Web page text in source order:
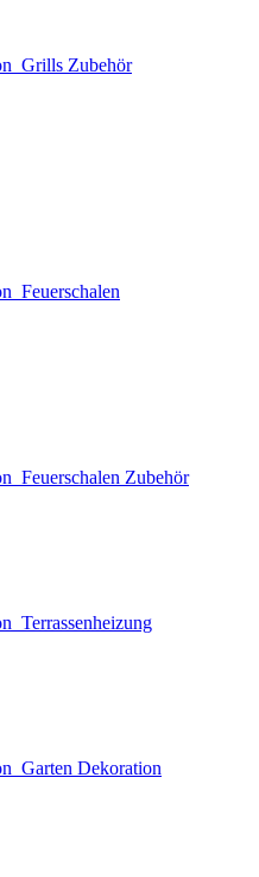
Grills Zubehör
Feuerschalen
Feuerschalen Zubehör
Terrassenheizung
Garten Dekoration